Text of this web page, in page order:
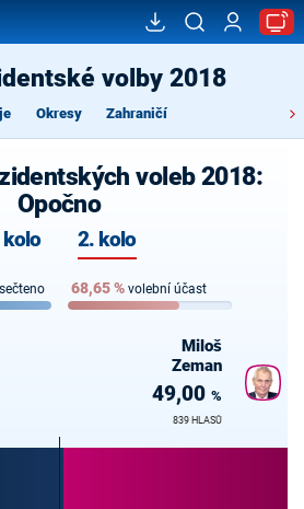
volby 2018
Okresy Zahraničí
voleb 2018:
Opočno
kolo 2. kolo
68,65% volební účast
Miloš
Zeman
49,00 %
839 HLASŮ